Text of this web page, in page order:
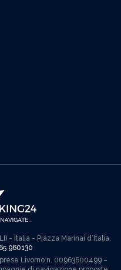
- Italia - Piazza Marinai d’Italia,
960130
Livorno n. 00963600499 –